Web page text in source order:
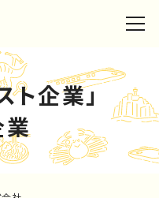
ト企業」
業